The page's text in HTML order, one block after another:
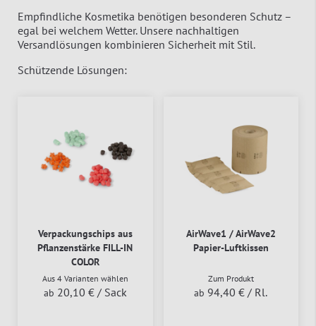
Empfindliche Kosmetika benötigen besonderen Schutz –
egal bei welchem Wetter. Unsere nachhaltigen
Versandlösungen kombinieren Sicherheit mit Stil.
Schützende Lösungen:
Verpackungschips aus
Pflanzenstärke FILL-IN
COLOR
Aus 4 Varianten wählen
ab 20,10 € / Sack
AirWave1 / AirWave2
Papier-Luftkissen
Zum Produkt
ab 94,40 € / Rl.